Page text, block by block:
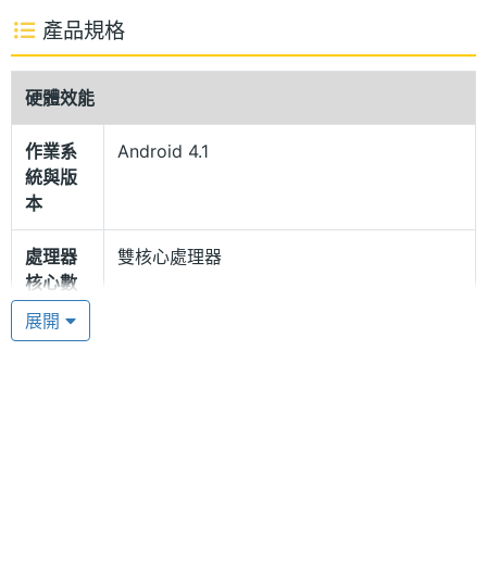
的操作體驗。此外，TCL S850 提供經典純黑手機
線條流暢自然，簡約淩厲。
內在規格配置運作流暢
TCL S850 配置 Android 4.1 作業系統，搭載
MediaTek MT6577, 1.2GHz 雙核心處理器，多工表現
流暢無阻礙，同時其手機性能也不錯，能滿足用戶日
產品規格
硬體效能
作業系
統與版
本
Android 4.1
處理器
核心數
雙核心處理器
RAM記
展開